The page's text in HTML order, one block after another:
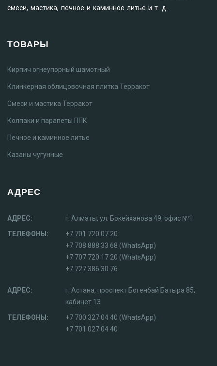
смеси, мастика, печное и каминное литье и т. д.
ТОВАРЫ
Кирпич огнеупорный шамотный
Клинкерная облицовочная плитка Терракот
Смеси и мастика Терракот
Колпаки и парапеты ППК
Печное и каминное литье
Казаны чугунные
АДРЕС
АДРЕС:
г. Алматы, ул. Бокейханова 49, офис №1
ТЕЛЕФОНЫ:
+7 701 720 07 20
+7 708 888 33 68 (WhatsApp)
+7 707 720 17 20 (WhatsApp)
+7 727 386 30 76
АДРЕС:
г. Астана, проспект Богенбай Батыра 85,
кабинет 13
ТЕЛЕФОНЫ:
+7 700 327 04 40 (WhatsApp)
+7 701 027 04 40